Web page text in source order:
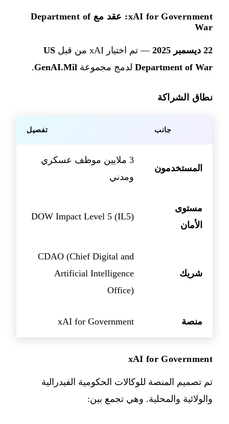
xAI for Government: عقد مع Department of
War
22 ديسمبر 2025 — تم اختيار xAI من قبل
US
Department of War لدمج مجموعة GenAI.Mil
.
نطاق الشراكة
جانب تفصيل
المستخدمون
3 ملايين موظف عسكري
ومدني
مستوى
الأمان
DOW Impact Level 5 (IL5)
شريك
CDAO (Chief Digital and
Artificial Intelligence
Office)
منصة xAI for Government
xAI for Government
تم تصميم المنصة للوكالات الحكومية الفيدرالية
والولائية والمحلية. وهي تجمع بين: